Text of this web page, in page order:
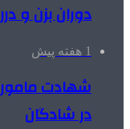
دوران بزن و
1 هفته پیش
شهادت مامور
در شادگان